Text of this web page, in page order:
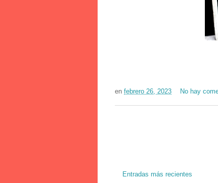
en febrero 26, 2023 No hay
Entradas más recientes